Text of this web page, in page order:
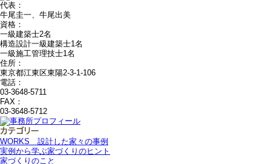
代表：
牛尾圭一、牛尾出美
資格：
一級建築士2名
構造設計一級建築士1名
一級施工管理技士1名
住所：
東京都江東区東陽2-3-1-106
電話：
03-3648-5711
FAX：
03-3648-5712
WORKS＿設計した家々の事例
実例から学ぶ家づくりのヒント
家づくりのこと